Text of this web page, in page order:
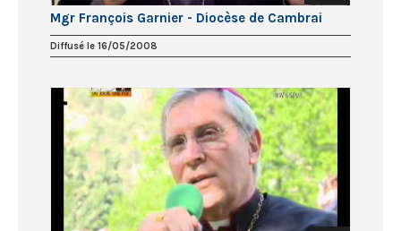
Mgr François Garnier - Diocèse de Cambrai
Diffusé le 16/05/2008